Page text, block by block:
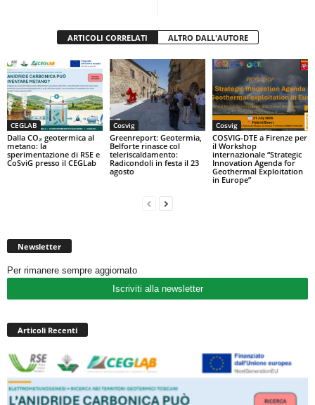
ARTICOLI CORRELATI ALTRO DALL'AUTORE
CEGLAB
Dalla CO₂ geotermica al
metano: la
sperimentazione di RSE e
CoSviG presso il CEGLab
Cosvig
Greenreport: Geotermia,
Belforte rinasce col
teleriscaldamento:
Radicondoli in festa il 23
agosto
Cosvig
COSVIG-DTE a Firenze per
il Workshop
internazionale “Strategic
Innovation Agenda for
Geothermal Exploitation
in Europe”
Newsletter
Per rimanere sempre aggiornato
Iscriviti alla newsletter
Articoli Recenti